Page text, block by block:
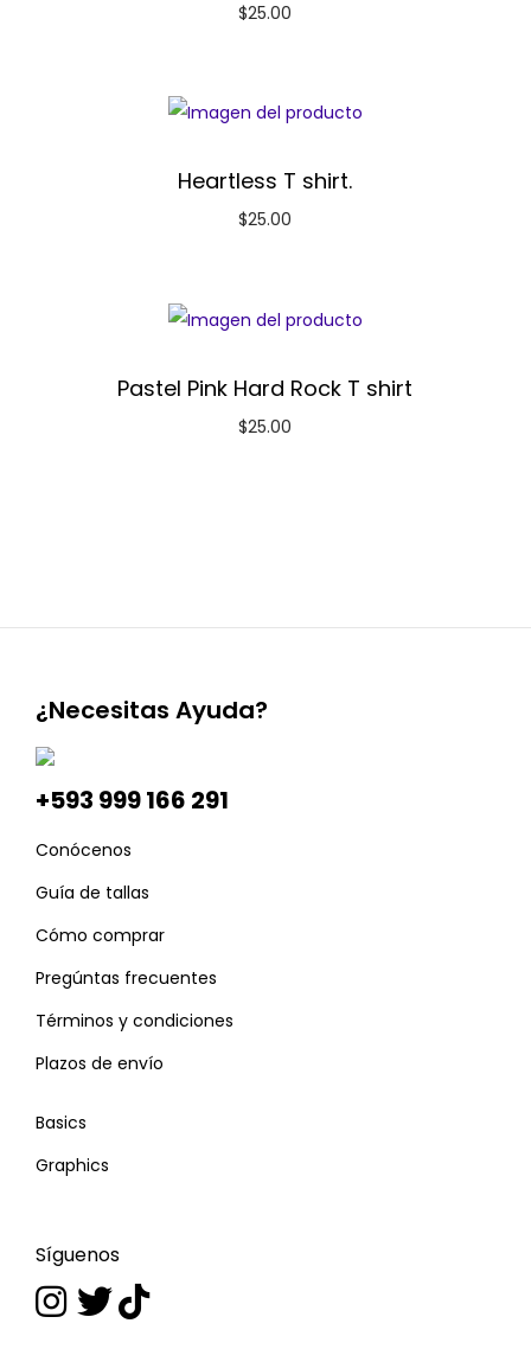
$25.00
Heartless T shirt.
$25.00
Pastel Pink Hard Rock T shirt
$25.00
¿Necesitas Ayuda?
+593 999 166 291
Conócenos
Guía de tallas
Cómo comprar
Pregúntas frecuentes
Términos y condiciones
Plazos de envío
Basics
Graphics
Síguenos